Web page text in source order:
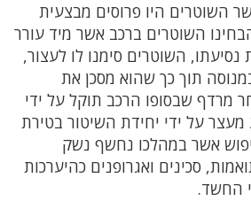
השוטרים היו פרוסים מבצעית
השוטרים ברכב אשר מיד עורר
השוטרים סימנו לו לעצור,
תוך כך שהוא מסכן את
מרדף שבסופו הרכב תוקל על ידי
על ידי יחידת השיטור בטירת
אשר במהלכו נחשף נשק
סכינים ואגרופנים כהיערכות
החשד.